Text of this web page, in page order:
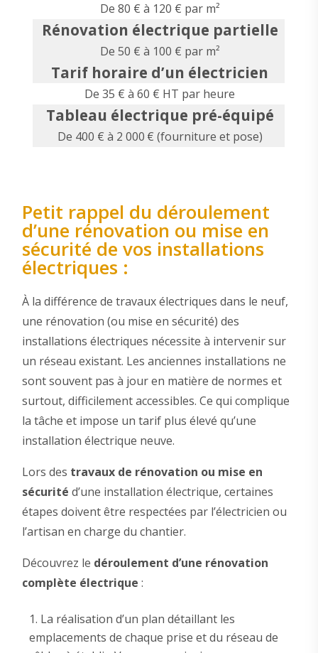
De 80 € à 120 € par m²
Rénovation électrique partielle
De 50 € à 100 € par m²
Tarif horaire d’un électricien
De 35 € à 60 € HT par heure
Tableau électrique pré-équipé
De 400 € à 2 000 € (fourniture et pose)
Petit rappel du déroulement
d’une rénovation ou mise en
sécurité de vos installations
électriques :
À la différence de travaux électriques dans le neuf,
une rénovation (ou mise en sécurité) des
installations électriques nécessite à intervenir sur
un réseau existant. Les anciennes installations ne
sont souvent pas à jour en matière de normes et
surtout, difficilement accessibles. Ce qui complique
la tâche et impose un tarif plus élevé qu’une
installation électrique neuve.
Lors des travaux de rénovation ou mise en
sécurité d’une installation électrique, certaines
étapes doivent être respectées par l’électricien ou
l’artisan en charge du chantier.
Découvrez le déroulement d’une rénovation
complète électrique :
La réalisation d’un plan détaillant les
emplacements de chaque prise et du réseau de